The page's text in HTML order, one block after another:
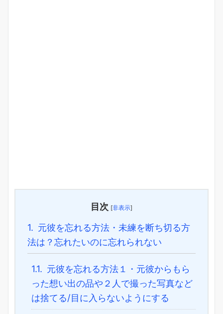
目次 [非表示]
1. 元彼を忘れる方法・未練を断ち切る方
法は？忘れたいのに忘れられない
1.1. 元彼を忘れる方法１・元彼からもら
った想い出の品や２人で撮った写真など
は捨てる/目に入らないようにする